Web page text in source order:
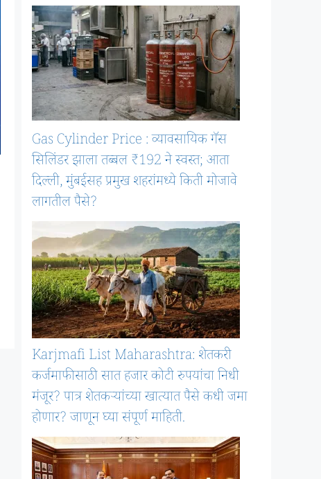
Gas Cylinder Price : व्यावसायिक गॅस
सिलिंडर झाला तब्बल ₹192 ने स्वस्त; आता
दिल्ली, मुंबईसह प्रमुख शहरांमध्ये किती मोजावे
लागतील पैसे?
Karjmafi List Maharashtra: शेतकरी
कर्जमाफीसाठी सात हजार कोटी रुपयांचा निधी
मंजूर? पात्र शेतकऱ्यांच्या खात्यात पैसे कधी जमा
होणार? जाणून घ्या संपूर्ण माहिती.